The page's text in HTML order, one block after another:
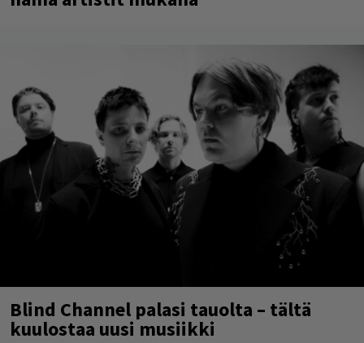
Blind Channel palasi tauolta – tältä
kuulostaa uusi musiikki